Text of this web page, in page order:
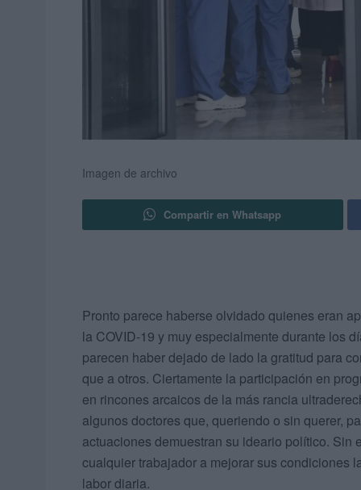
Imagen de archivo
Compartir en Whatsapp
Pronto parece haberse olvidado quienes eran
la COVID-19 y muy especialmente durante los
parecen haber dejado de lado la gratitud para
que a otros. Ciertamente la participación en
en rincones arcaicos de la más rancia
algunos doctores que, queriendo o sin querer,
actuaciones demuestran su ideario político. Sin
cualquier trabajador a mejorar sus condiciones
labor diaria.